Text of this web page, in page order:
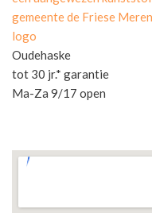
gemeente de Friese Meren
logo
Oudehaske
tot 30 jr.* garantie
Ma-Za 9/17 open